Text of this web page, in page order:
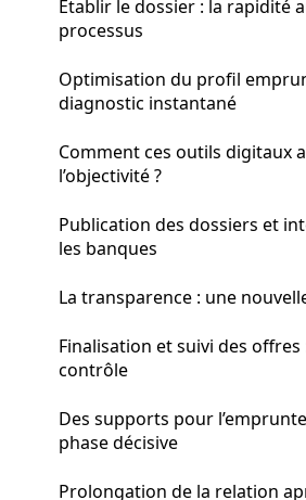
Établir le dossier : la rapidité
processus
Optimisation du profil
diagnostic instantané
Comment ces outils digitaux
l’objectivité ?
Publication des dossiers et
les banques
La transparence : une
Finalisation et suivi des offres
contrôle
Des supports pour
phase décisive
Prolongation de la relation